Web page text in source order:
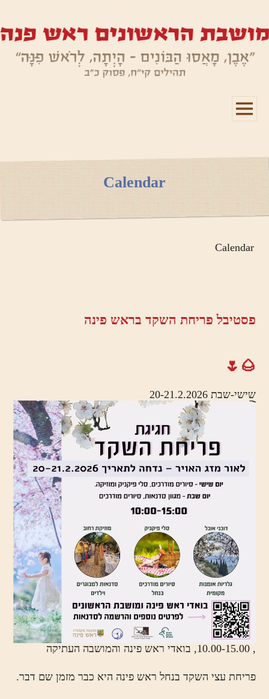
Calendar
Calendar
פסטיבל פריחת השקד בראש פינה
🌰🌷
שישי-שבת 20-21.2.2026
, 10.00-15.00, בואדי ראש פינה והמושבה העתיקה
פריחת עצי השקד בנחל ראש פינה היא כבר מזמן שם דבר.